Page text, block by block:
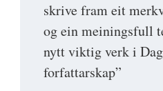
skrive fram eit
og ein meiningsfull
nytt viktig verk i
forfattarskap”